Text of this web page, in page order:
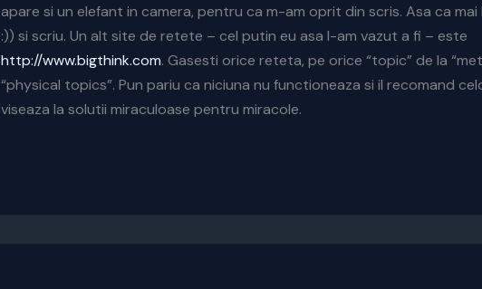
apare si un elefant in camera, pentru ca m-am oprit din scris. Asa ca mai
:)) si scriu. Un alt site de retete – cel putin eu asa l-am vazut a fi – este
http://www.bigthink.com. Gasesti orice reteta, pe orice “topic” de la
“physical topics”. Pun pariu ca niciuna nu functioneaza si il recomand
viseaza la solutii miraculoase pentru miracole.